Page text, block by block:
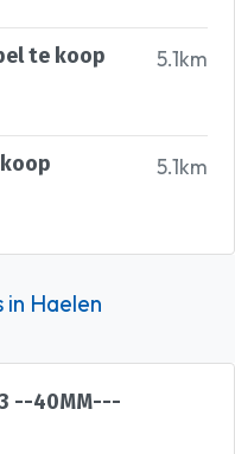
5.1km
te koop
5.1km
Haelen
--40MM---